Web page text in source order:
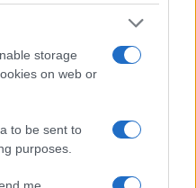
storage
on web or
to be sent to
purposes.
me
ΚΥΡΙΑΚΗΣ